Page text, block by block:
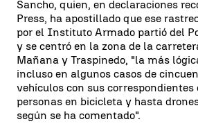
Sancho, quien, en declaraciones
Press, ha apostillado que ese
por el Instituto Armado partió del
y se centró en la zona de la
Mañana y Traspinedo, "la más
incluso en algunos casos de
vehículos con sus correspondientes
personas en bicicleta y hasta
según se ha comentado".